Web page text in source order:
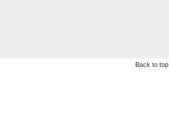
Back to top